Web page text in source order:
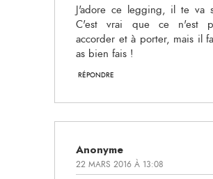
J'adore ce legging, il te va
C'est vrai que ce n'est
accorder et à porter, mais il
as bien fais !
RÉPONDRE
Anonyme
22 MARS 2016 À 13:08